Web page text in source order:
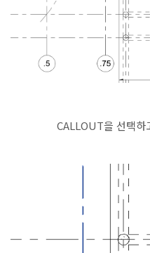
CALLOUT을 선택하